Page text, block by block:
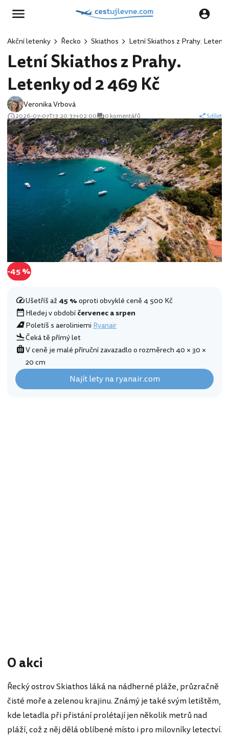
Akční letenky Řecko Skiathos Letní Skiathos z Prahy.
Letní Skiathos z Prahy.
Letenky od 2 469 Kč
Veronika Vrbová
2026-07-07T13:20:37+02:00 0 komentářů Sdílet
-45 %
Ušetříš až45 %oproti obvyklé ceně 4 500 Kč
Hledej v obdobíčervenec a srpen
Poletíš s aeroliniemi Ryanair
Čeká tě přímý let
V ceně je malé příruční zavazadlo o rozměrech 40 × 30 ×
20 cm
Najít lety na ryanair.com
O akci
Řecký ostrov Skiathos láká na nádherné pláže, průzračně
čisté moře a zelenou krajinu. Známý je také svým letištěm,
kde letadla při přistání prolétají jen několik metrů nad
pláží, což z něj dělá oblíbené místo i pro milovníky letectví.